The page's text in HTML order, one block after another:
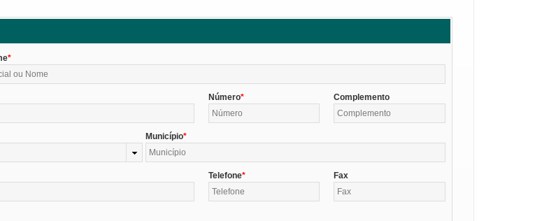
Número Complemento
Município
Telefone Fax